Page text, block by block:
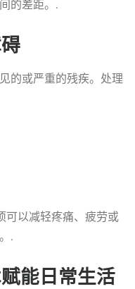
的差距。.
的或严重的残疾。处理
可以减轻疼痛、疲劳或
.
能日常生活